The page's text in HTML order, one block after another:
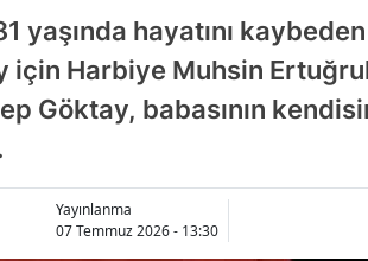
Aydın
Balıkesir
Bitlis
yaşında hayatını
için Harbiye Muhsin
Göktay, babasının
Yayınlanma
07 Temmuz 2026 - 13:30